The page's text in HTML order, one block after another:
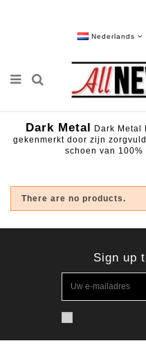
Nederlands
Dark Metal Dark Metal
gekenmerkt door zijn
schoen van
There are no products.
Sign up